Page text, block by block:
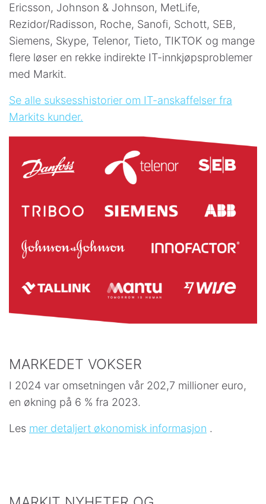
Ericsson, Johnson & Johnson, MetLife,
Rezidor/Radisson, Roche, Sanofi, Schott, SEB,
Siemens, Skype, Telenor, Tieto, TIKTOK og mange
flere løser en rekke indirekte IT-innkjøpsproblemer
med Markit.
Se alle suksesshistorier om IT-anskaffelser fra
Markits kunder.
MARKEDET VOKSER
I 2024 var omsetningen vår 202,7 millioner euro,
en økning på 6 % fra 2023.
Les mer detaljert økonomisk informasjon .